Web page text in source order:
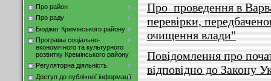
Про район
Про раду
Бюджет Кремінського району
Програма соціально-
економічного та культурного
розвитку Кремінського району
Регуляторна діяльність
Доступ до публічної інформації
Про проведення в
перевірки,
очищення влади"
Повідомлення про
відповідно до Закону